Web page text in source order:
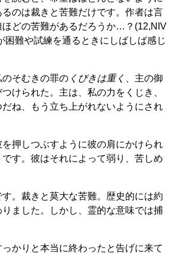
のは裁きと苦難だけです。作者は言
ほどの苦難があるだろうか…？(12,NIV
困難や試練を通るときにしばしば感じ
そむきの罪の くびきは重く
、主の御
けられた。主は、私の力をくじき、
ね、もう立ち上がれないようにされ
押しつぶすように彼の肩にかけられ
す。彼はそれによって弱り、苦しめ
。裁きと莫大な苦難。歴史的には約
ました。しかし、霊的な意味では捕
かりと本当に終わったと告げに来て